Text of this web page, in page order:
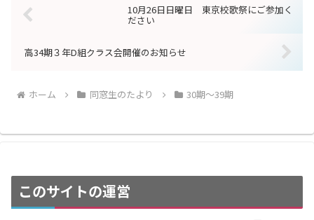
10月26日日曜日 東京校歌祭にご参加く
ださい
高34期３年D組クラス会開催のお知らせ
ホーム 同窓生のたより 30期～39期
このサイトの運営